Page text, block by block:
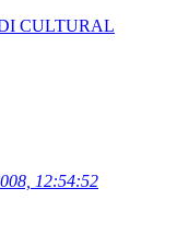
CULTURAL
12:54:52